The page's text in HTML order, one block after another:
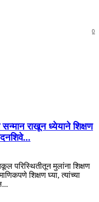
0
सन्मान राखून ध्येयाने शिक्षण
परिस्थितीतून मुलांना शिक्षण
शिक्षण घ्या, त्यांच्या